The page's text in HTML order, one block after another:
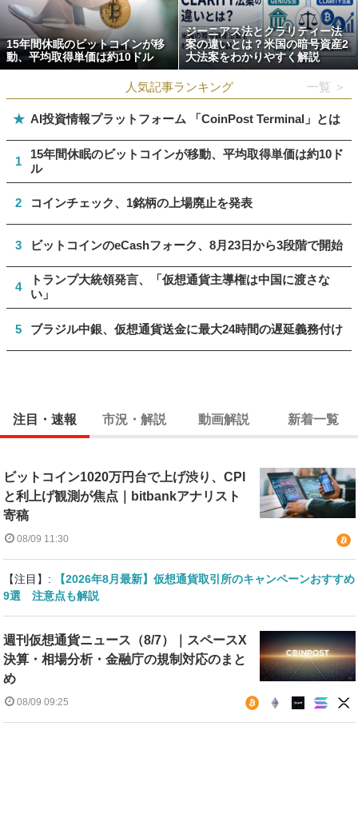
15年間休眠のビットコインが移
動、平均取得単価は約10ドル
ジーニアス法とクラリティー法
案の違いとは？米国の暗号資産2
大法案をわかりやすく解説
人気記事ランキング 一覧 ＞
★ AI投資情報プラットフォーム 「CoinPost Terminal」とは
1
15年間休眠のビットコインが移動、平均取得単価は約10ド
ル
2 コインチェック、1銘柄の上場廃止を発表
3 ビットコインのeCashフォーク、8月23日から3段階で開始
4
トランプ大統領発言、「仮想通貨主導権は中国に渡さな
い」
5 ブラジル中銀、仮想通貨送金に最大24時間の遅延義務付け
注目・速報 市況・解説 動画解説 新着一覧
ビットコイン1020万円台で上げ渋り、CPI
と利上げ観測が焦点｜bitbankアナリスト
寄稿
08/09 11:30
【注目】:
【2026年8月最新】仮想通貨取引所のキャンペーンおすすめ
9選 注意点も解説
週刊仮想通貨ニュース（8/7）｜スペースX
決算・相場分析・金融庁の規制対応のまと
め
08/09 09:25